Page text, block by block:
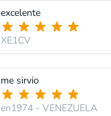
excelente
XE1CV
me sirvio
en1974 - VENEZUELA